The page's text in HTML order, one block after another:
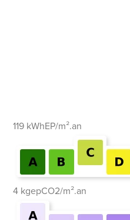
119 kWhEP/m².an
4 kgepCO2/m².an